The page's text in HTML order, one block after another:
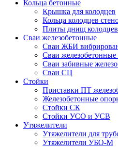
Кольца бетонные
Крышка для колодцев
Кольца колодцев
Плиты днищ колодцев
Сваи железобетонные
Сваи ЖБИ
Сваи
Сваи забивные
Сваи СЦ
Стойки
Приставки ПТ
Железобетонные
Стойки СК
Стойки УСО и УСВ
Утяжелители
Утяжелители для
Утяжелители УБО-М